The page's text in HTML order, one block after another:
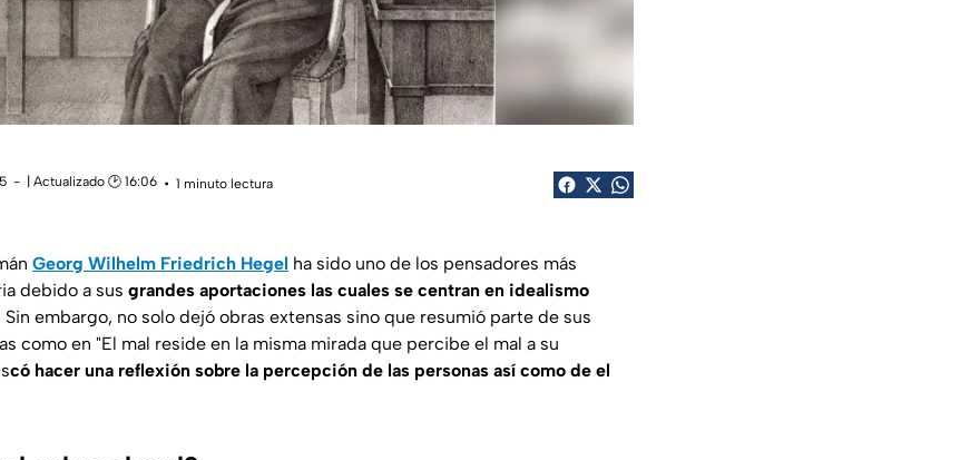
| Actualizado 🕑 16:06
1 minuto lectura
Georg Wilhelm Friedrich Hegel ha sido uno de los pensadores más
debido a sus grandes aportaciones las cuales se centran en idealismo
Sin embargo, no solo dejó obras extensas sino que resumió parte de sus
como en "El mal reside en la misma mirada que percibe el mal a su
có hacer una reflexión sobre la percepción de las personas así como de el